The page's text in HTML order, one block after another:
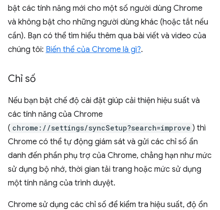
bật các tính năng mới cho một số người dùng Chrome
và không bật cho những người dùng khác (hoặc tắt nếu
cần). Bạn có thể tìm hiểu thêm qua bài viết và video của
chúng tôi: Biến thể của Chrome là gì?.
Chỉ số
Nếu bạn bật chế độ cài đặt giúp cải thiện hiệu suất và
các tính năng của Chrome
( chrome://settings/syncSetup?search=improve ) thì
Chrome có thể tự động giám sát và gửi các chỉ số ẩn
danh đến phần phụ trợ của Chrome, chẳng hạn như mức
sử dụng bộ nhớ, thời gian tải trang hoặc mức sử dụng
một tính năng của trình duyệt.
Chrome sử dụng các chỉ số để kiểm tra hiệu suất, độ ổn